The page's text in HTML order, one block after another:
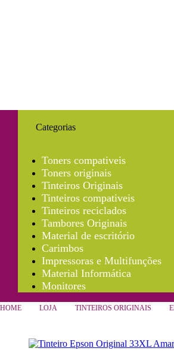
Categorias
Toners compativeis
Toners originais
Tinteiros Originais
Tinteiros compativeis
Tinteiros reciclados
Tambores Originais
Material de escritório
Carimbos
Impressoras e Multifunções
Material Informática
Monitores
HOME LOJA TINTEIROS ORIGINAIS